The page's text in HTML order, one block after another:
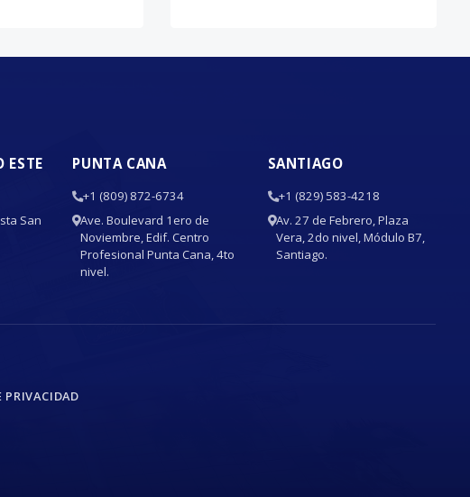
ESTE
San
PUNTA CANA
+1 (809) 872-6734
Ave. Boulevard 1ero de
Noviembre, Edif. Centro
Profesional Punta Cana, 4to
nivel.
SANTIAGO
+1 (829) 583-4218
Av. 27 de Febrero, Plaza
Vera, 2do nivel, Módulo B7,
Santiago.
PRIVACIDAD